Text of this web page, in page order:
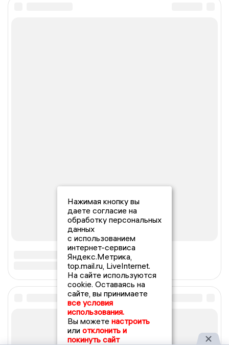
Нажимая кнопку вы
даете согласие на
обработку персональных
данных
с использованием
интернет-сервиса
Яндекс.Метрика,
top.mail.ru, LiveInternet.
На сайте используются
cookie. Оставаясь на
сайте, вы принимаете
все условия
использования.
Вы можете настроить
или отклонить и
покинуть сайт